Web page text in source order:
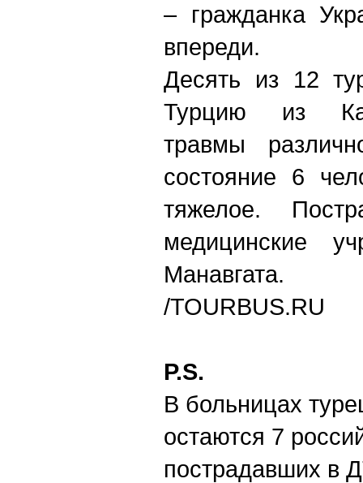
– гражданка
впереди.
Десять из 12
Турцию из
травмы
состояние 6
тяжелое.
медицинские
Манавгата.
/TOURBUS.RU
P.S.
В больницах
остаются 7
пострадавших в